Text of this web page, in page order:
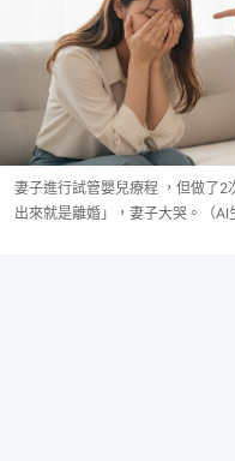
妻子進行試管嬰兒療程 ，但做了
出來就是離婚」，妻子大哭。（AI